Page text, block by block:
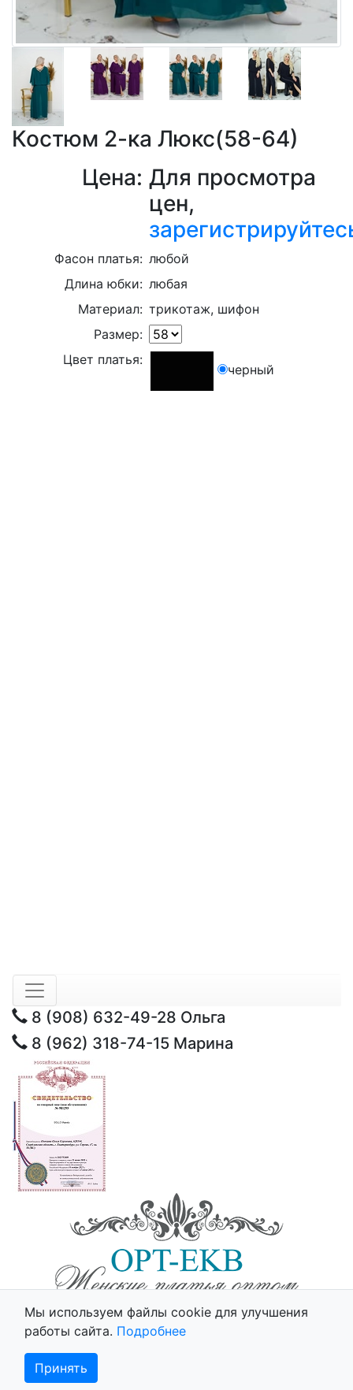
Костюм 2-ка Люкс(58-64)
Цена: Для просмотра
цен,
Фасон платья: любой
Длина юбки: любая
Материал: трикотаж, шифон
Размер:
Цвет платья:
черный
8 (908) 632-49-28 Ольга
8 (962) 318-74-15 Марина
Политика использования cookie
Мы используем файлы cookie для улучшения
работы сайта. Подробнее
Принять